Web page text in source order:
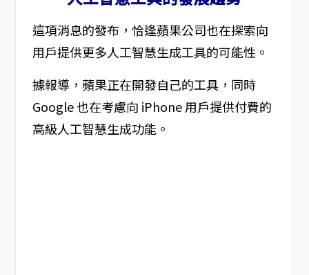
這項消息的發布，恰逢蘋果公司也在探索向
用戶提供更多人工智慧生成工具的可能性。
據報導，蘋果正在開發自己的工具，同時
Google 也在考慮向 iPhone 用戶提供付費的
高級人工智慧生成功能。